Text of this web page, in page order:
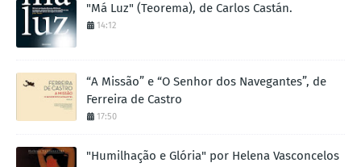
"Má Luz" (Teorema), de Carlos Castán.
14:12
“A Missão” e “O Senhor dos Navegantes”, de
Ferreira de Castro
17:50
"Humilhação e Glória" por Helena Vasconcelos